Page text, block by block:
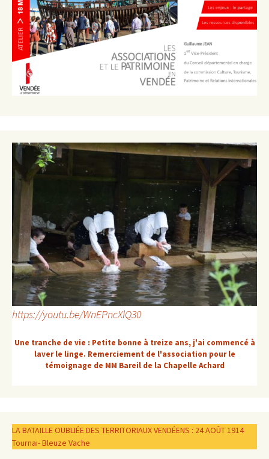
https://youtu.be/WnEPncXlQ30
Une tranche de vie : Petite bonne à treize ans, j'ai commencé à
laver le linge. Remerciement de l'association pour le
témoignage de MM Bareil de la Chapelle Achard
LA BATAILLE OUBLIÉE DES TERRITORIAUX VENDÉENS : 24 AOÛT 1914
Tournai- Bleuze Vache